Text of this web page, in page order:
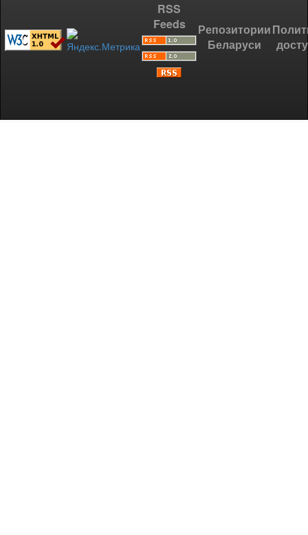
RSS
Feeds
Репозитории
Беларуси